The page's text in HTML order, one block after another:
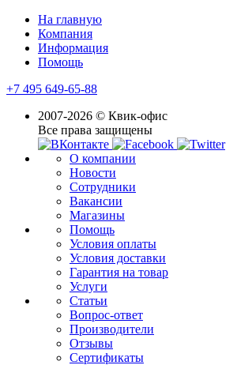
На главную
Компания
Информация
Помощь
+7 495 649-65-88
2007-2026 © Квик-офис
Все права защищены
О компании
Новости
Сотрудники
Вакансии
Магазины
Помощь
Условия оплаты
Условия доставки
Гарантия на товар
Услуги
Статьи
Вопрос-ответ
Производители
Отзывы
Сертификаты